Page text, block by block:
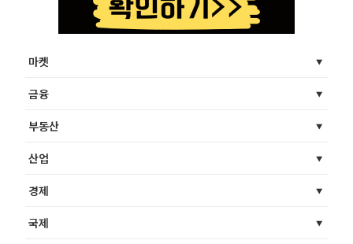
마켓
금융
부동산
산업
경제
국제